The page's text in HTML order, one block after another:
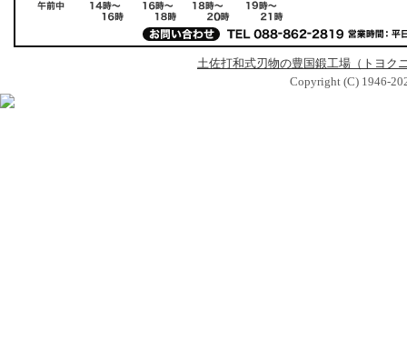
土佐打和式刃物の豊国鍛工場（トヨク
Copyright (C) 1946-